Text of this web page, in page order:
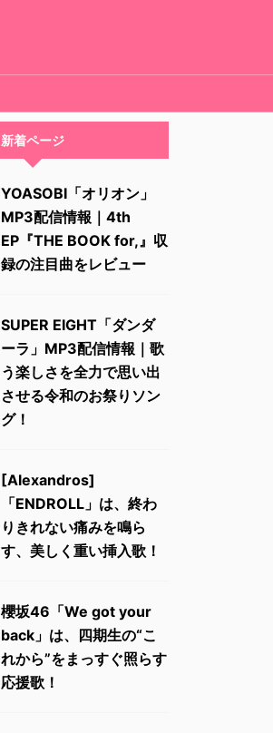
新着ページ
YOASOBI「オリオン」
MP3配信情報｜4th
EP『THE BOOK for,』収
録の注目曲をレビュー
SUPER EIGHT「ダンダ
ーラ」MP3配信情報｜歌
う楽しさを全力で思い出
させる令和のお祭りソン
グ！
[Alexandros]
「ENDROLL」は、終わ
りきれない痛みを鳴ら
す、美しく重い挿入歌！
櫻坂46「We got your
back」は、四期生の“こ
れから”をまっすぐ照らす
応援歌！